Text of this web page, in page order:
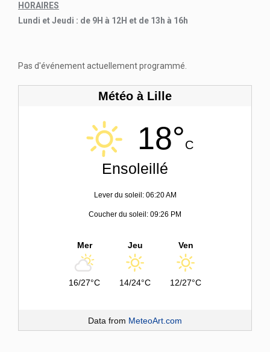
HORAIRES
Lundi et Jeudi : de 9H à 12H et de 13h à 16h
Pas d'événement actuellement programmé.
Météo à Lille
18°C
Ensoleillé
Lever du soleil: 06:20 AM
Coucher du soleil: 09:26 PM
Mer
16/27°C
Jeu
14/24°C
Ven
12/27°C
Data from MeteoArt.com